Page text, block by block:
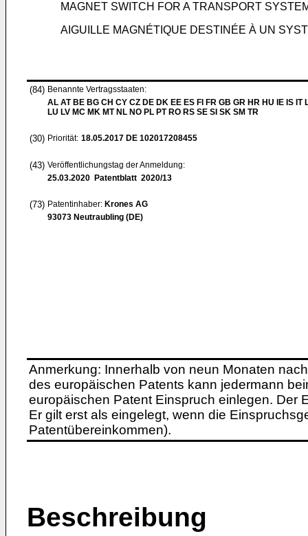
MAGNET SWITCH FOR A TRANSPORT
AIGUILLE MAGNÉTIQUE DESTINÉE À UN
(84) Benannte Vertragsstaaten:
AL AT BE BG CH CY CZ DE DK EE ES FI FR GB GR HR HU IE IS IT
LU LV MC MK MT NL NO PL PT RO RS SE SI SK SM TR
(30) Priorität: 18.05.2017 DE 102017208455
(43) Veröffentlichungstag der Anmeldung:
25.03.2020 Patentblatt 2020/13
(73) Patentinhaber: Krones AG
93073 Neutraubling (DE)
Anmerkung: Innerhalb von neun Monaten
des europäischen Patents kann jedermann
europäischen Patent Einspruch einlegen. Der
Er gilt erst als eingelegt, wenn die
Patentübereinkommen).
Beschreibung